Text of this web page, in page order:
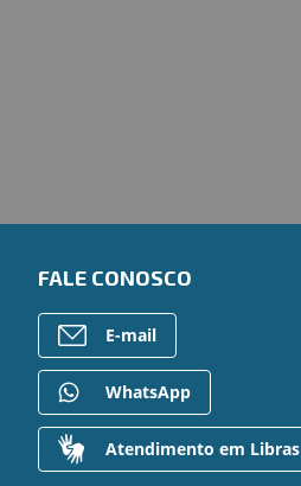
FALE CONOSCO
E-mail
WhatsApp
Atendimento em Libras